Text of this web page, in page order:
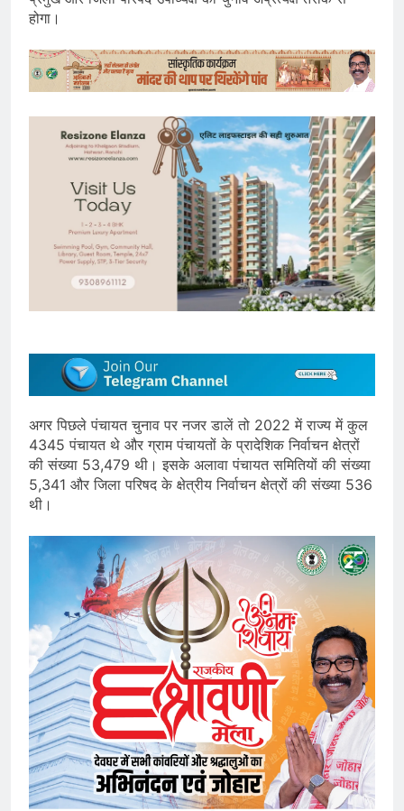
होगा।
अगर पिछले पंचायत चुनाव पर नजर डालें तो 2022 में राज्य में कुल
4345 पंचायत थे और ग्राम पंचायतों के प्रादेशिक निर्वाचन क्षेत्रों
की संख्या 53,479 थी। इसके अलावा पंचायत समितियों की संख्या
5,341 और जिला परिषद के क्षेत्रीय निर्वाचन क्षेत्रों की संख्या 536
थी।